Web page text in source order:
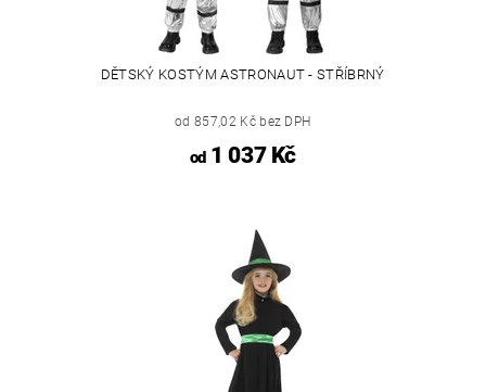
DĚTSKÝ KOSTÝM ASTRONAUT - STŘÍBRNÝ
od 857,02 Kč bez DPH
od1 037 Kč